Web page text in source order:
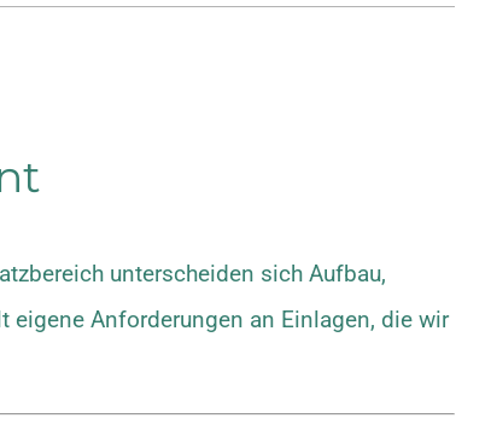
unterscheiden sich Aufbau,
eigene Anforderungen an Einlagen, die wir